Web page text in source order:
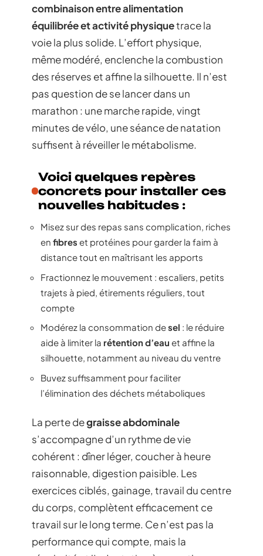
combinaison entre alimentation
équilibrée et activité physiquetrace la
voie la plus solide. L’effort physique,
même modéré, enclenche la combustion
des réserves et affine la silhouette. Il n’est
pas question de se lancer dans un
marathon : une marche rapide, vingt
minutes de vélo, une séance de natation
suffisent à réveiller le métabolisme.
Voici quelques repères
concrets pour installer ces
nouvelles habitudes :
Misez sur des repas sans complication, riches
en fibres et protéines pour garder la faim à
distance tout en maîtrisant les apports
Fractionnez le mouvement : escaliers, petits
trajets à pied, étirements réguliers, tout
compte
Modérez la consommation desel : le réduire
aide à limiter la rétention d’eau et affine la
silhouette, notamment au niveau du ventre
Buvez suffisamment pour faciliter
l’élimination des déchets métaboliques
La perte degraisse abdominale
s’accompagne d’un rythme de vie
cohérent : dîner léger, coucher à heure
raisonnable, digestion paisible. Les
exercices ciblés, gainage, travail du centre
du corps, complètent efficacement ce
travail sur le long terme. Ce n’est pas la
performance qui compte, mais la